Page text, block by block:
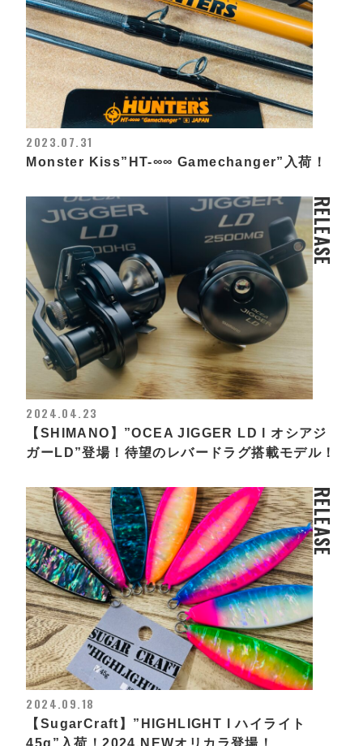
2023.07.31
Monster Kiss”HT-∞∞ Gamechanger”入荷！
RELEASE
2024.04.23
【SHIMANO】”OCEA JIGGER LD l オシアジ
ガーLD”登場！待望のレバードラグ搭載モデル！
RELEASE
2024.09.18
【SugarCraft】”HIGHLIGHT l ハイライト
45g”入荷！2024.NEWオリカラ登場！